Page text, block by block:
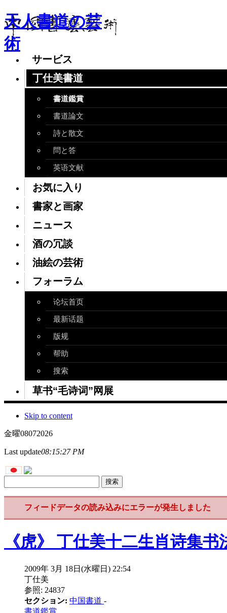
天人書道の芸
術
サービス
丁仕美書道
書道鑑賞
書道論文
詩と散文
問と答
英语文献
お気に入り
書家と画家
ニュース
酒の冗談
油絵の芸術
フォーラム
论坛首页
最新话题
版规
帮助
搜索
草书“毛诗词”网展
Skip to content
金曜08072026
Last update08:15:27 PM
フィードデータの読み込みにエラーが発生しました
《虎》 丁仕美十二生肖诗集书
2009年 3月 18日(水曜日) 22:54
丁仕美
参照: 24837
セクション: 中国書道 -